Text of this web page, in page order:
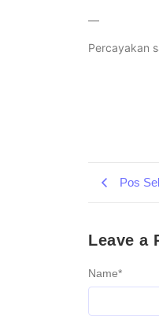
—
Percayakan
Pos
Leave a
Name*